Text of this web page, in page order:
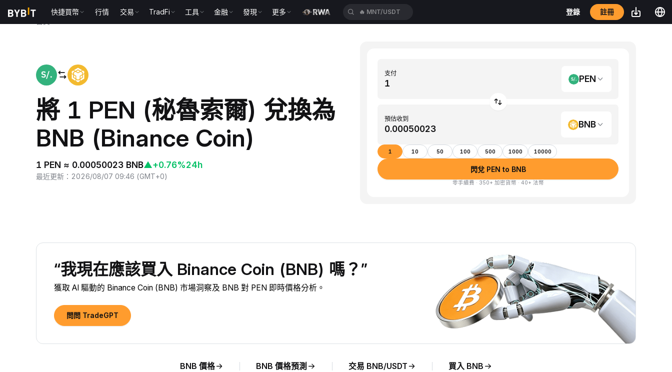
快捷買幣 行情 交易 TradFi 工具 金融 發現 更多 🔥 BTC/USDT 登錄 註冊
將 1 PEN (秘魯索爾) 兌換為
BNB (Binance Coin)
1 PEN ≈ 0.00050023 BNB▲+0.76%24h
最近更新 ： 2026/08/07 09:46 (GMT+0)
支付
PEN
預估收到
BNB
1 10 50 100 500 1000 10000
閃兌 PEN to BNB
零手續費 · 350+ 加密貨幣 · 40+ 法幣
“我現在應該買入 Binance Coin (BNB) 嗎？”
獲取 AI 驅動的 Binance Coin (BNB) 市場洞察及 BNB 對 PEN 即時價格分析。
問問 TradeGPT
BNB 價格 BNB 價格預測 交易 BNB/USDT 買入 BNB